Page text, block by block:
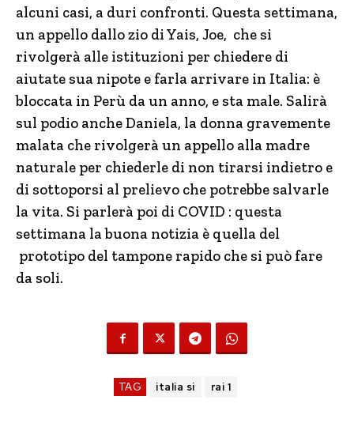
alcuni casi, a duri confronti. Questa settimana,
un appello dallo zio di Yais, Joe, che si
rivolgerà alle istituzioni per chiedere di
aiutate sua nipote e farla arrivare in Italia: è
bloccata in Perù da un anno, e sta male. Salirà
sul podio anche Daniela, la donna gravemente
malata che rivolgerà un appello alla madre
naturale per chiederle di non tirarsi indietro e
di sottoporsi al prelievo che potrebbe salvarle
la vita. Si parlerà poi di COVID : questa
settimana la buona notizia è quella del
prototipo del tampone rapido che si può fare
da soli.
TAG italia si rai 1